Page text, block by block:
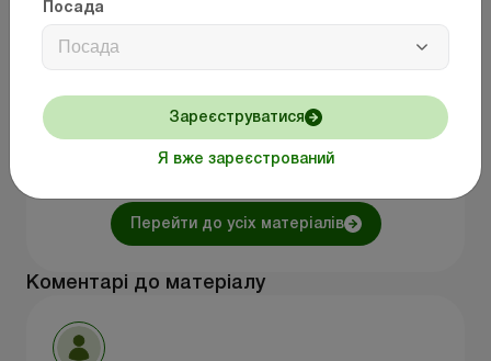
платежу
зменшення податку
бухоблік с/г
мінімальне податкове зобов’язання
Перейти до усіх матеріалів
Коментарі до матеріалу
Посада
Посада
Я вже зареєстрований
Зареєструватися